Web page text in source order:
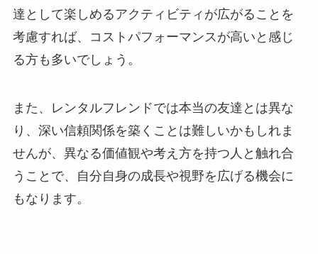
達として楽しめるアクティビティが広がることを
考慮すれば、コストパフォーマンスが高いと感じ
る方も多いでしょう。
また、レンタルフレンドでは本当の友達とは異な
り、深い信頼関係を築くことは難しいかもしれま
せんが、異なる価値観や考え方を持つ人と触れ合
うことで、自分自身の成長や視野を広げる機会に
もなります。